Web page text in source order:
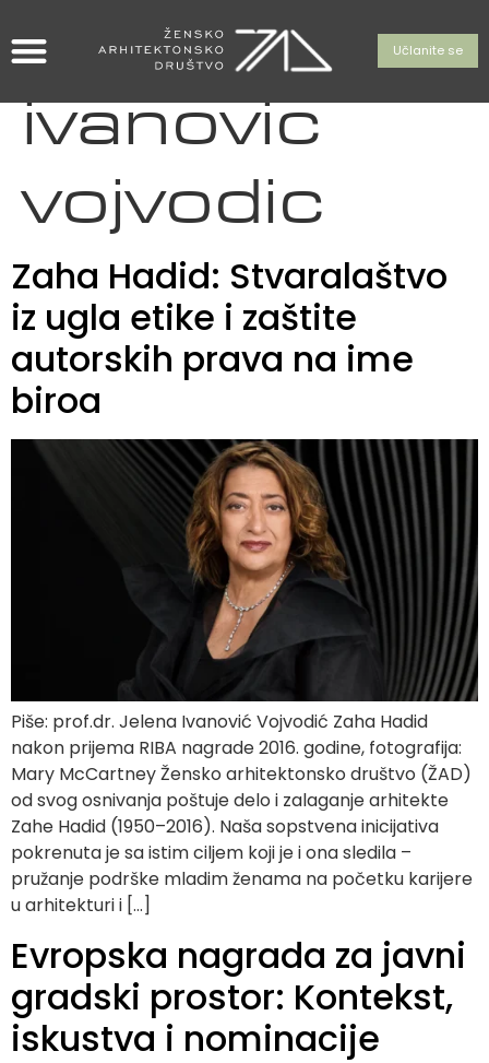
Učlanite se
Tag:jelena
ivanovic
vojvodic
Zaha Hadid: Stvaralaštvo
iz ugla etike i zaštite
autorskih prava na ime
biroa
Piše: prof.dr. Jelena Ivanović Vojvodić Zaha Hadid
nakon prijema RIBA nagrade 2016. godine, fotografija:
Mary McCartney Žensko arhitektonsko društvo (ŽAD)
od svog osnivanja poštuje delo i zalaganje arhitekte
Zahe Hadid (1950–2016). Naša sopstvena inicijativa
pokrenuta je sa istim ciljem koji je i ona sledila –
pružanje podrške mladim ženama na početku karijere
u arhitekturi i […]
Evropska nagrada za javni
gradski prostor: Kontekst,
iskustva i nominacije